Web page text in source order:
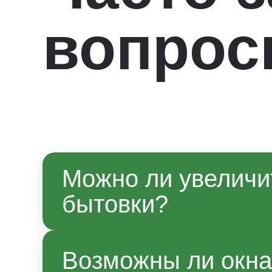
Можно ли
бытовки?
Да, по согласованию с
производства. Точные
Возможны ли